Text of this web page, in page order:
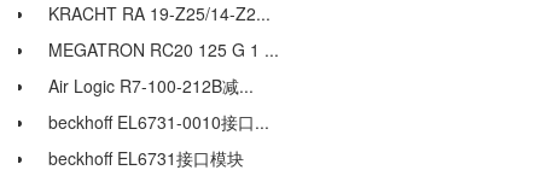
KRACHT RA 19-Z25/14-Z2...
MEGATRON RC20 125 G 1 ...
Air Logic R7-100-212B减...
beckhoff EL6731-0010接口...
beckhoff EL6731接口模块